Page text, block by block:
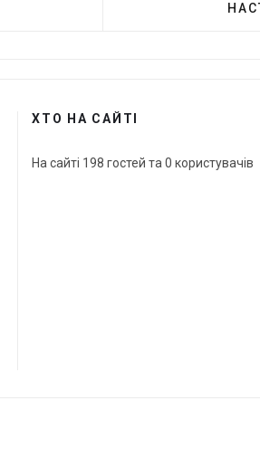
ХТО НА САЙТІ
На сайті 198 гостей та 0 користувачів